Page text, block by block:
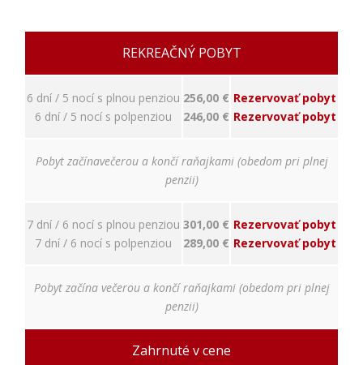
REKREAČNÝ POBYT
6 dní / 5 nocí s plnou penziou
6 dní / 5 nocí s polpenziou
256,00 €
246,00 €
Rezervovať pobyt
Rezervovať pobyt
Pobyt začínavečerou a končí raňajkami (obedom pri plnej
penzii)
7 dní / 6 nocí s plnou penziou
7 dní / 6 nocí s polpenziou
301,00 €
289,00 €
Rezervovať pobyt
Rezervovať pobyt
Pobyt začína večerou a končí raňajkami (obedom pri plnej
penzii)
Zahrnuté v cene
bezpečnostné
nastavenia
formulárov.
nemohla
správne
funkčnosti
oprávnený